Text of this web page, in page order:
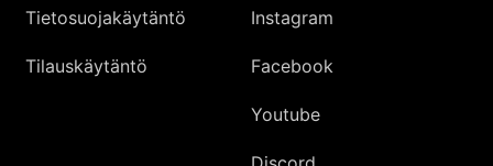
Tietosuojakäytäntö
Tilauskäytäntö
Instagram
Facebook
Youtube